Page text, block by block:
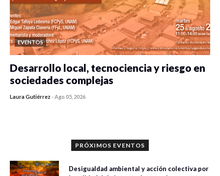
EVENTOS
Desarrollo local, tecnociencia y riesgo en
sociedades complejas
Laura Gutiérrez -Ago 05, 2026
PRÓXIMOS EVENTOS
Desigualdad ambiental y acción colectiva por